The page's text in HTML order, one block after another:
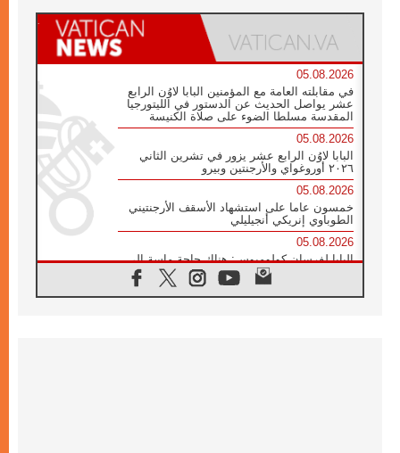
05.08.2026
في مقابلته العامة مع المؤمنين البابا لاوُن الرابع
عشر يواصل الحديث عن الدستور في الليتورجيا
المقدسة مسلطا الضوء على صلاة الكنيسة
05.08.2026
البابا لاوُن الرابع عشر يزور في تشرين الثاني
٢٠٢٦ أوروغواي والأرجنتين وبيرو
05.08.2026
خمسون عاما على استشهاد الأسقف الأرجنتيني
الطوباوي إنريكي أنجيليلي
05.08.2026
البابا لفرسان كولومبوس: هناك حاجة ماسة إلى
أنبياء تناغم يسعون إلى بناء الجسور
04.08.2026